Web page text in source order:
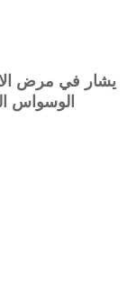
يشار في مرض
الوسواس